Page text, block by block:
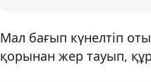
Мал бағып күнелтіп
қорынан жер тауып,